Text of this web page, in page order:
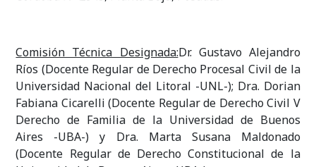
Comisión Técnica Designada:Dr. Gustavo Alejandro
Ríos (Docente Regular de Derecho Procesal Civil de la
Universidad Nacional del Litoral -UNL-); Dra. Dorian
Fabiana Cicarelli (Docente Regular de Derecho Civil V
Derecho de Familia de la Universidad de Buenos
Aires -UBA-) y Dra. Marta Susana Maldonado
(Docente Regular de Derecho Constitucional de la